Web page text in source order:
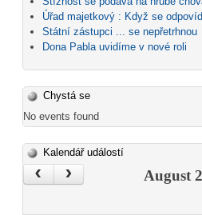
Úřad majetkový : Když se
Státní zástupci ... se nepřetrhnou
Dona Pabla uvidíme v nové roli
Chystá se
No events found
Kalendář událostí
‹ › August